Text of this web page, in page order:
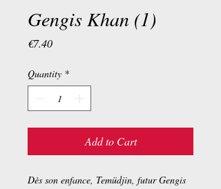
Gengis Khan (1)
€7.40Price
Quantity *
Add to Cart
Dès son enfance, Temüdjin, futur Gengis